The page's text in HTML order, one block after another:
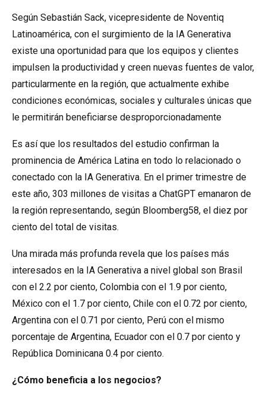
Según Sebastián Sack, vicepresidente de Noventiq
Latinoamérica, con el surgimiento de la IA Generativa
existe una oportunidad para que los equipos y clientes
impulsen la productividad y creen nuevas fuentes de valor,
particularmente en la región, que actualmente exhibe
condiciones económicas, sociales y culturales únicas que
le permitirán beneficiarse desproporcionadamente
Es así que los resultados del estudio confirman la
prominencia de América Latina en todo lo relacionado o
conectado con la IA Generativa. En el primer trimestre de
este año, 303 millones de visitas a ChatGPT emanaron de
la región representando, según Bloomberg58, el diez por
ciento del total de visitas.
Una mirada más profunda revela que los países más
interesados en la IA Generativa a nivel global son Brasil
con el 2.2 por ciento, Colombia con el 1.9 por ciento,
México con el 1.7 por ciento, Chile con el 0.72 por ciento,
Argentina con el 0.71 por ciento, Perú con el mismo
porcentaje de Argentina, Ecuador con el 0.7 por ciento y
República Dominicana 0.4 por ciento.
¿Cómo beneficia a los negocios?